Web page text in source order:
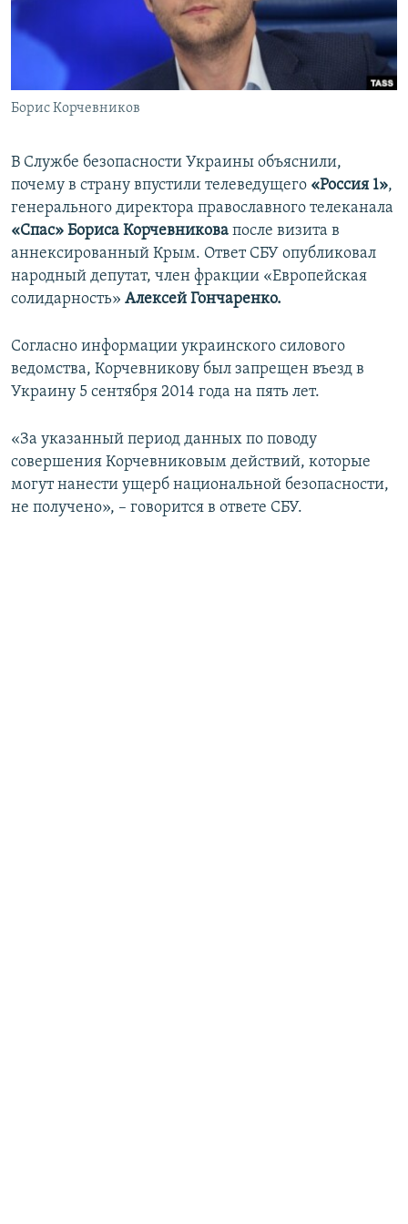
ПОБЕДИТЕЛЕЙ НЕ СУДЯТ?
КРЫМ.НЕПОКОРЕННЫЙ
ELIFBE
УКРАИНСКАЯ ПРОБЛЕМА КРЫМА
Борис Корчевников
В Службе безопасности Украины объяснили,
почему в страну впустили телеведущего «Россия 1»,
генерального директора православного телеканала
«Спас» Бориса Корчевникова после визита в
аннексированный Крым. Ответ СБУ опубликовал
народный депутат, член фракции «Европейская
солидарность» Алексей Гончаренко.
Согласно информации украинского силового
ведомства, Корчевникову был запрещен въезд в
Украину 5 сентября 2014 года на пять лет.
«За указанный период данных по поводу
совершения Корчевниковым действий, которые
могут нанести ущерб национальной безопасности,
не получено», – говорится в ответе СБУ.